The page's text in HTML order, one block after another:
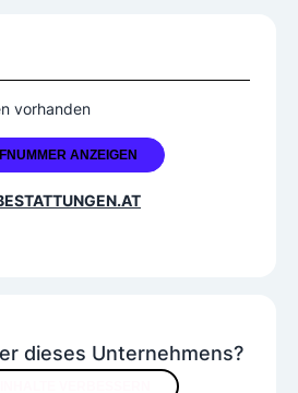
dieses Unternehmens?
vorhanden
ANZEIGEN